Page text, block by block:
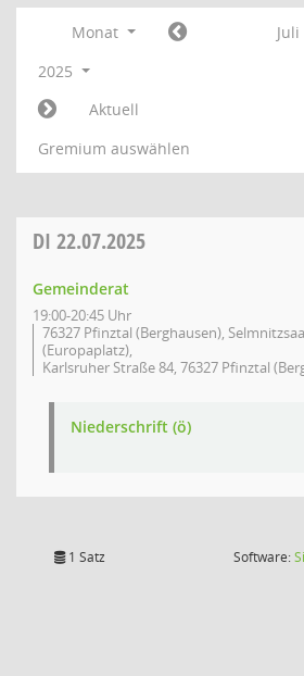
Monat
Juli
2025
Aktuell
Gremium auswählen
DI 22.07.2025
Gemeinderat
19:00-20:45 Uhr
76327 Pfinztal (Berghausen),
(Europaplatz),
Karlsruher Straße 84, 76327 Pfinztal
Niederschrift (ö)
1 Satz Software: